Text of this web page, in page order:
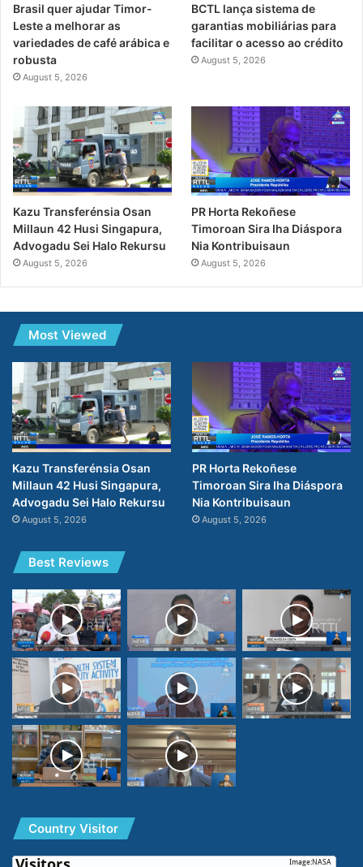
Brasil quer ajudar Timor-
Leste a melhorar as
variedades de café arábica e
robusta
August 5, 2026
BCTL lança sistema de
garantias mobiliárias para
facilitar o acesso ao crédito
August 5, 2026
Kazu Transferénsia Osan
Millaun 42 Husi Singapura,
Advogadu Sei Halo Rekursu
August 5, 2026
PR Horta Rekoñese
Timoroan Sira Iha Diáspora
Nia Kontribuisaun
August 5, 2026
Most Viewed
Kazu Transferénsia Osan
Millaun 42 Husi Singapura,
Advogadu Sei Halo Rekursu
August 5, 2026
PR Horta Rekoñese
Timoroan Sira Iha Diáspora
Nia Kontribuisaun
August 5, 2026
Best Reviews
Country Visitor